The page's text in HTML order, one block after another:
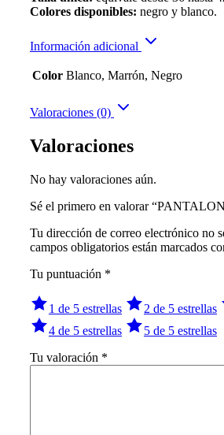
Colores disponibles: negro y blanco.
Información adicional
Color Blanco, Marrón, Negro
Valoraciones (0)
Valoraciones
No hay valoraciones aún.
Sé el primero en valorar
Tu dirección de correo electrónico no
campos obligatorios están marcados
Tu puntuación *
1 de 5 estrellas 2 de 5 estrellas
4 de 5 estrellas
5 de 5 estrellas
Tu valoración *